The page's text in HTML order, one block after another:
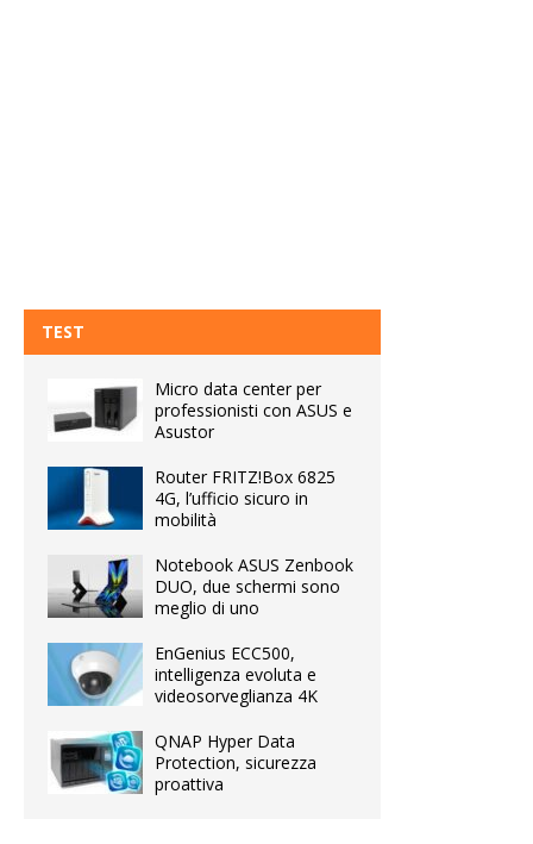
TEST
Micro data center per
professionisti con ASUS e
Asustor
Router FRITZ!Box 6825
4G, l’ufficio sicuro in
mobilità
Notebook ASUS Zenbook
DUO, due schermi sono
meglio di uno
EnGenius ECC500,
intelligenza evoluta e
videosorveglianza 4K
QNAP Hyper Data
Protection, sicurezza
proattiva